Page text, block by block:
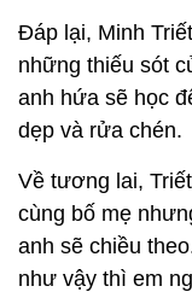
Đáp lại, Minh
những thiếu sót
anh hứa sẽ học
dẹp và rửa chén.
Về tương lai,
cùng bố mẹ
anh sẽ chiều
như vậy thì em